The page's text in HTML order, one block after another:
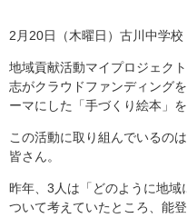
2月20日（木曜日）古川中学校
地域貢献活動マイプロジェク
志がクラウドファンディング
ーマにした「手づくり絵本」
この活動に取り組んでいるの
皆さん。
昨年、3人は「どのように地
ついて考えていたところ、能